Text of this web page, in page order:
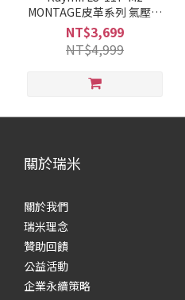
MONTAGE皮革系列 氣壓式
平行雙螢幕支架
NT$3,699
NT$4,999
關於瑞米
關於我們
瑞米理念
贊助回饋
公益活動
企業永續策略